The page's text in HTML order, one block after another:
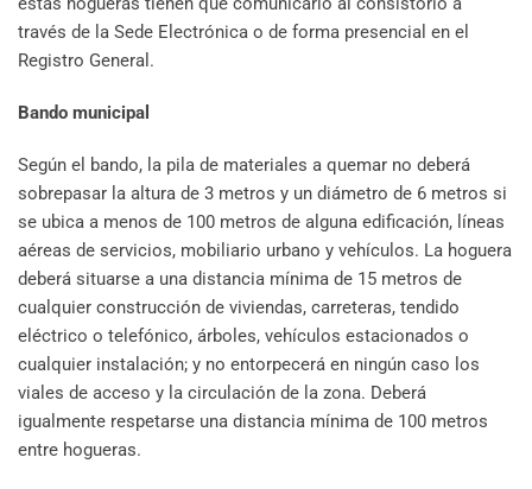
través de la Sede Electrónica o de forma presencial en el
Registro General.
Bando municipal
Según el bando, la pila de materiales a quemar no deberá
sobrepasar la altura de 3 metros y un diámetro de 6 metros si
se ubica a menos de 100 metros de alguna edificación, líneas
aéreas de servicios, mobiliario urbano y vehículos. La hoguera
deberá situarse a una distancia mínima de 15 metros de
cualquier construcción de viviendas, carreteras, tendido
eléctrico o telefónico, árboles, vehículos estacionados o
cualquier instalación; y no entorpecerá en ningún caso los
viales de acceso y la circulación de la zona. Deberá
igualmente respetarse una distancia mínima de 100 metros
entre hogueras.